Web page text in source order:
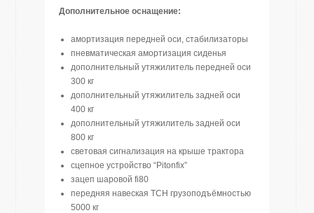
Дополнительное оснащение:
амортизация передней оси, стабилизаторы
пневматическая амортизация сиденья
дополнительный утяжилитель передней оси
300 кг
дополнительный утяжилитель задней оси
400 кг
дополнительный утяжилитель задней оси
800 кг
световая сигнализация на крыше трактора
сцепное устройство “Pitonfix”
зацеп шаровой fi80
передняя навеская ТСН грузоподъёмностью
5000 кг